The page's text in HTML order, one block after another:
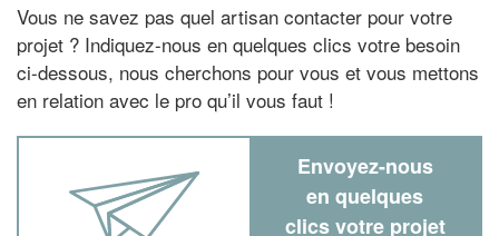
Vous ne savez pas quel artisan contacter pour votre
projet ? Indiquez-nous en quelques clics votre besoin
ci-dessous, nous cherchons pour vous et vous mettons
en relation avec le pro qu’il vous faut !
Envoyez-nous
en quelques
clics votre projet